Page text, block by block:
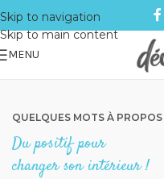
Skip to navigation
Skip to main content
MENU
QUELQUES MOTS À
Du positif pour
changer son intérieur !